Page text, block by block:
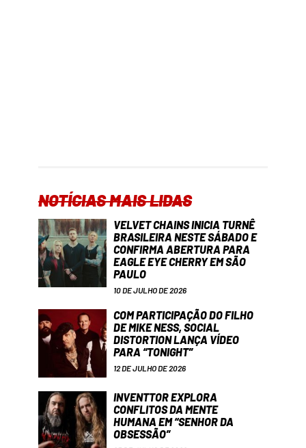
NOTÍCIAS MAIS LIDAS
VELVET CHAINS INICIA TURNÊ
BRASILEIRA NESTE SÁBADO E
CONFIRMA ABERTURA PARA
EAGLE EYE CHERRY EM SÃO
PAULO
10 DE JULHO DE 2026
COM PARTICIPAÇÃO DO FILHO
DE MIKE NESS, SOCIAL
DISTORTION LANÇA VÍDEO
PARA “TONIGHT”
12 DE JULHO DE 2026
INVENTTOR EXPLORA
CONFLITOS DA MENTE
HUMANA EM “SENHOR DA
OBSESSÃO”